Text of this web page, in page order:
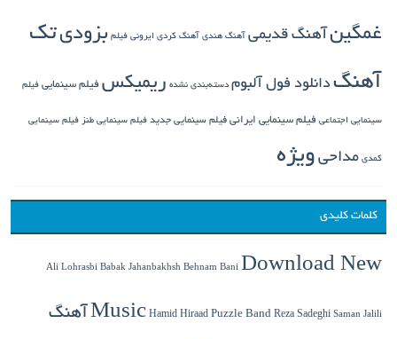
غمگین آهنگ قدیمی آهنگ هندی آهنگ کردی ایرونی فیلم بزودیتک
آهنگدانلود فول آلبوم دسته‌بندی نشده ریمیکس فیلم سینمایی فیلم
سینمایی اجتماعی فیلم سینمایی ایرانی فیلم سینمایی جدید فیلم سینمایی طنز فیلم سینمایی
کمدی مداحی ویژه
کلمات کلیدی
Ali Lohrasbi Babak Jahanbakhsh Behnam Bani Download New
Music Hamid Hiraad Puzzle Band Reza Sadeghi Saman Jalili آهنگ